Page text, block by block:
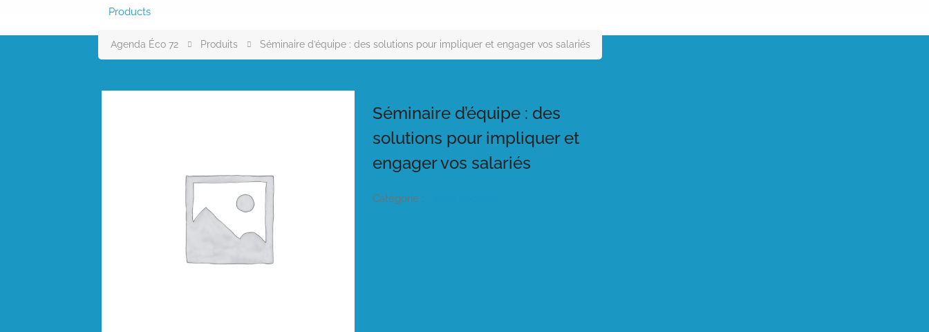
Products
Agenda Éco 72 Produits Séminaire d’équipe : des solutions pour impliquer et engager vos salariés
Séminaire d’équipe : des
solutions pour impliquer et
engager vos salariés
Catégorie :